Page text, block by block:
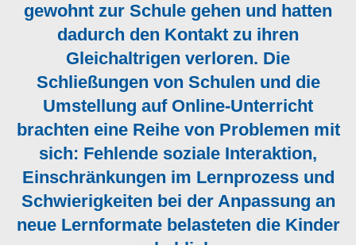
gewohnt zur Schule gehen und hatten
dadurch den Kontakt zu ihren
Gleichaltrigen verloren. Die
Schließungen von Schulen und die
Umstellung auf Online-Unterricht
brachten eine Reihe von Problemen mit
sich: Fehlende soziale Interaktion,
Einschränkungen im Lernprozess und
Schwierigkeiten bei der Anpassung an
neue Lernformate belasteten die Kinder